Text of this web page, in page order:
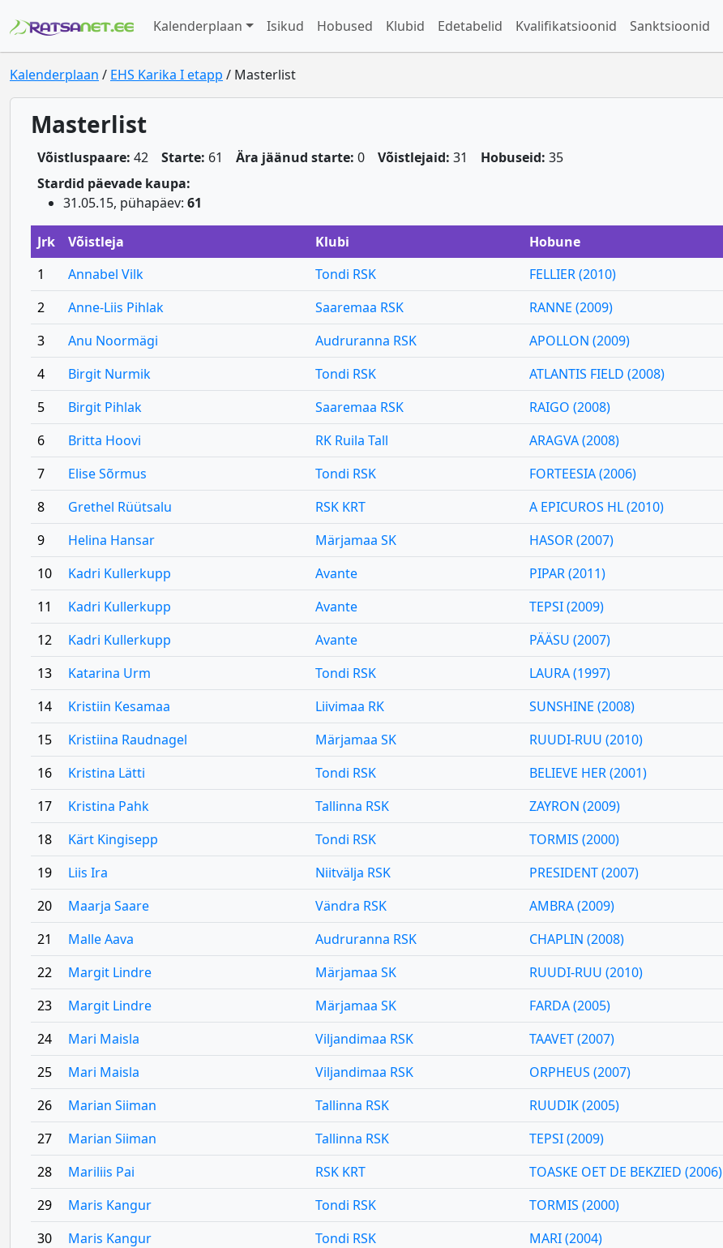
Kalenderplaan Isikud Hobused Klubid Edetabelid Kvalifikatsioonid Sanktsioonid
Kalenderplaan / EHS Karika I etapp / Masterlist
Masterlist
Võistluspaare: 42 Starte: 61 Ära jäänud starte: 0 Võistlejaid: 31 Hobuseid: 35
Stardid päevade kaupa:
31.05.15, pühapäev: 61
Jrk Võistleja Klubi Hobune
1
Annabel Vilk Tondi RSK FELLIER (2010)
2
Anne-Liis Pihlak Saaremaa RSK RANNE (2009)
3
Anu Noormägi Audruranna RSK APOLLON (2009)
4
Birgit Nurmik Tondi RSK ATLANTIS FIELD (2008)
5
Birgit Pihlak Saaremaa RSK RAIGO (2008)
6
Britta Hoovi RK Ruila Tall ARAGVA (2008)
7
Elise Sõrmus Tondi RSK FORTEESIA (2006)
8
Grethel Rüütsalu RSK KRT A EPICUROS HL (2010)
9
Helina Hansar Märjamaa SK HASOR (2007)
10
Kadri Kullerkupp Avante PIPAR (2011)
11
Kadri Kullerkupp Avante TEPSI (2009)
12
Kadri Kullerkupp Avante PÄÄSU (2007)
13
Katarina Urm Tondi RSK LAURA (1997)
14
Kristiin Kesamaa Liivimaa RK SUNSHINE (2008)
15
Kristiina Raudnagel Märjamaa SK RUUDI-RUU (2010)
16
Kristina Lätti Tondi RSK BELIEVE HER (2001)
17
Kristina Pahk Tallinna RSK ZAYRON (2009)
18
Kärt Kingisepp Tondi RSK TORMIS (2000)
19
Liis Ira Niitvälja RSK PRESIDENT (2007)
20
Maarja Saare Vändra RSK AMBRA (2009)
21
Malle Aava Audruranna RSK CHAPLIN (2008)
22
Margit Lindre Märjamaa SK RUUDI-RUU (2010)
23
Margit Lindre Märjamaa SK FARDA (2005)
24
Mari Maisla Viljandimaa RSK TAAVET (2007)
25
Mari Maisla Viljandimaa RSK ORPHEUS (2007)
26
Marian Siiman Tallinna RSK RUUDIK (2005)
27
Marian Siiman Tallinna RSK TEPSI (2009)
28
Mariliis Pai RSK KRT TOASKE OET DE BEKZIED (2006)
29
Maris Kangur Tondi RSK TORMIS (2000)
30
Maris Kangur Tondi RSK MARI (2004)